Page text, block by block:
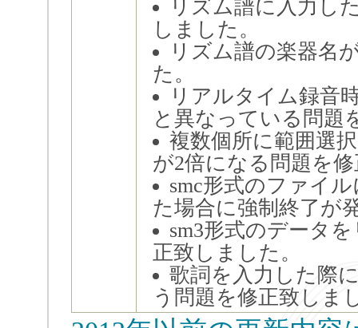
リズム譜に入力し
しました。
リズム譜の楽器名
た。
リアルタイム録音
と異なっている問題
複数個所に範囲選
が2倍になる問題を
smc形式のファイ
た場合に強制終了が
sm3形式のデータ
正致しました。
歌詞を入力した際
う問題を修正致しま